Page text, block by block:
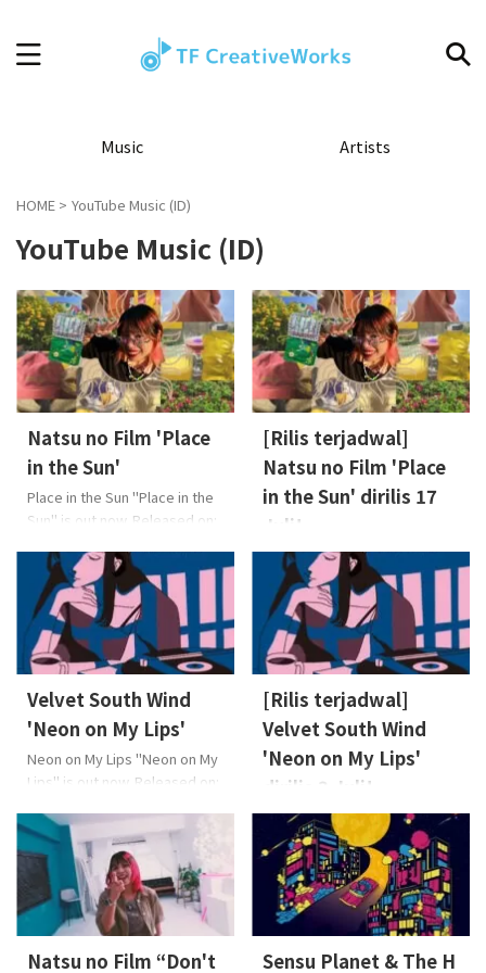
Music Artists
HOME > YouTube Music (ID)
YouTube Music (ID)
Natsu no Film 'Place
in the Sun'
Place in the Sun "Place in the
Sun" is out now. Released on:
(MIURA Seiji)Music: 三浦 誠司
(MIURA Seiji)Arrange: HIEDA
About the Music Single
terbaru Natsu no Film, “Place
in the Sun”, adalah lagu R&B
bernuansa pop yang cerah
dan m ...
[Rilis terjadwal]
Natsu no Film 'Place
in the Sun' dirilis 17
Juli!
Information Natsu no Film
akan merilis single “Place in
the Sun” secara digital pada
17 Juli!Lagu POP R&B yang
nyaman, membuai seperti
sinar matahari yang lembut.
Lagu ini dirancang agar Anda
bisa sedikit melepas penat di
tengah kesibukan sehari-hari.
...
Velvet South Wind
'Neon on My Lips'
Neon on My Lips "Neon on My
Lips" is out now. Released on:
Nao, 溝下 創(MIZOSHITA
Hajime)Arrange: 溝下 創
(MIZOSHITA Hajime) About the
Music Nao, vokalis grup ini,
berkata: “Meskipun disebut
‘cinta orang dewasa’, kita
tidak akan pernah ...
[Rilis terjadwal]
Velvet South Wind
'Neon on My Lips'
dirilis 3 Juli!
Information Velvet South Wind
akan merilis single pertama
mereka, “Neon on My Lips”,
secara digital pada tanggal 3
Juli! Lagu ini menghadirkan
nuansa urban, keren, dan
penuh jiwa. Silakan dengarkan
Natsu no Film “Don't
Sensu Planet & The H